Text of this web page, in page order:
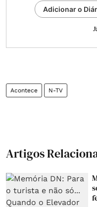
Adicionar o
Acontece N-TV
Artigos